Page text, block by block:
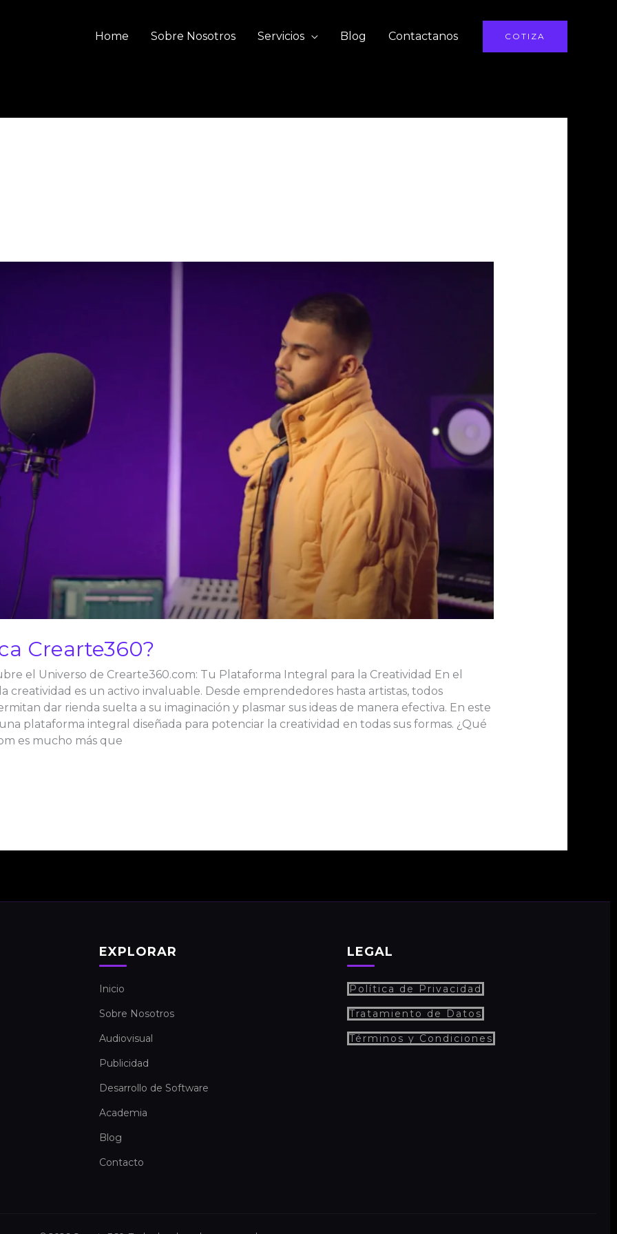
Home Sobre Nosotros Servicios Blog Contactanos COTIZA
Crearte360?
el Universo de Crearte360.com: Tu Plataforma Integral para la Creatividad En el
creatividad es un activo invaluable. Desde emprendedores hasta artistas, todos
dar rienda suelta a su imaginación y plasmar sus ideas de manera efectiva. En este
plataforma integral diseñada para potenciar la creatividad en todas sus formas. ¿Qué
es mucho más que
EXPLORAR
Inicio
Sobre Nosotros
Audiovisual
Publicidad
Desarrollo de Software
Academia
Blog
Contacto
LEGAL
Política de Privacidad
Tratamiento de Datos
Términos y Condiciones